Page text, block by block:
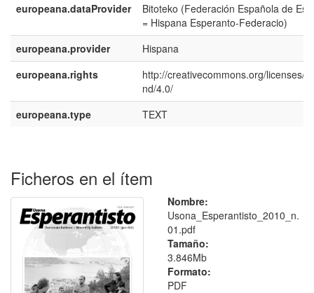
europeana.dataProvider
Bitoteko (Federación Española de
= Hispana Esperanto-Federacio)
europeana.provider
Hispana
europeana.rights
http://creativecommons.org/licenses/
nd/4.0/
europeana.type
TEXT
Ficheros en el ítem
Nombre:
Usona_Esperantisto_2010_n.
01.pdf
Tamaño:
3.846Mb
Formato:
PDF